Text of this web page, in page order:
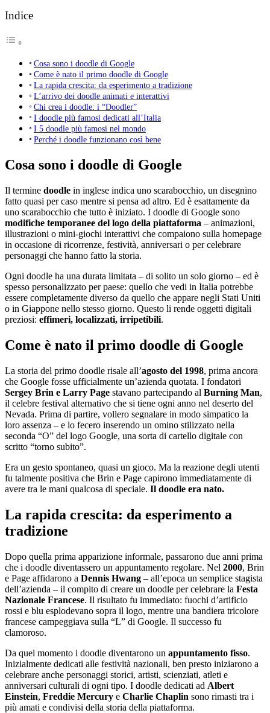
Indice
Cosa sono i doodle di Google
Come è nato il primo doodle di Google
La rapida crescita: da esperimento a tradizione
L’arrivo dei doodle animati e interattivi
Chi crea i doodle: i “Doodler”
I doodle più famosi dedicati all’Italia
I 5 doodle più famosi nel mondo
Perché i doodle funzionano così bene
Cosa sono i doodle di Google
Il termine doodle in inglese indica uno scarabocchio, un disegnino
fatto quasi per caso mentre si pensa ad altro. Ed è esattamente da
uno scarabocchio che tutto è iniziato. I doodle di Google sono
modifiche temporanee del logo della piattaforma – animazioni,
illustrazioni o mini-giochi interattivi che compaiono sulla homepage
in occasione di ricorrenze, festività, anniversari o per celebrare
personaggi che hanno fatto la storia.
Ogni doodle ha una durata limitata – di solito un solo giorno – ed è
spesso personalizzato per paese: quello che vedi in Italia potrebbe
essere completamente diverso da quello che appare negli Stati Uniti
o in Giappone nello stesso giorno. Questo li rende oggetti digitali
preziosi: effimeri, localizzati, irripetibili.
Come è nato il primo doodle di Google
La storia del primo doodle risale all’agosto del 1998, prima ancora
che Google fosse ufficialmente un’azienda quotata. I fondatori
Sergey Brin e Larry Page stavano partecipando al Burning Man,
il celebre festival alternativo che si tiene ogni anno nel deserto del
Nevada. Prima di partire, vollero segnalare in modo simpatico la
loro assenza – e lo fecero inserendo un omino stilizzato nella
seconda “O” del logo Google, una sorta di cartello digitale con
scritto “torno subito”.
Era un gesto spontaneo, quasi un gioco. Ma la reazione degli utenti
fu talmente positiva che Brin e Page capirono immediatamente di
avere tra le mani qualcosa di speciale. Il doodle era nato.
La rapida crescita: da esperimento a
tradizione
Dopo quella prima apparizione informale, passarono due anni prima
che i doodle diventassero un appuntamento regolare. Nel 2000, Brin
e Page affidarono a Dennis Hwang – all’epoca un semplice stagista
dell’azienda – il compito di creare un doodle per celebrare la Festa
Nazionale Francese. Il risultato fu immediato: fuochi d’artificio
rossi e blu esplodevano sopra il logo, mentre una bandiera tricolore
francese campeggiava sulla “L” di Google. Il successo fu
clamoroso.
Da quel momento i doodle diventarono un appuntamento fisso.
Inizialmente dedicati alle festività nazionali, ben presto iniziarono a
celebrare anche personaggi storici, artisti, scienziati, atleti e
anniversari culturali di ogni tipo. I doodle dedicati ad Albert
Einstein, Freddie Mercury e Charlie Chaplin sono rimasti tra i
più amati e condivisi della storia della piattaforma.